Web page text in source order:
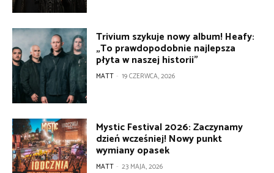
Trivium szykuje nowy album! Heafy:
„To prawdopodobnie najlepsza
płyta w naszej historii”
MATT - 19 CZERWCA, 2026
Mystic Festival 2026: Zaczynamy
dzień wcześniej! Nowy punkt
wymiany opasek
MATT - 23 MAJA, 2026